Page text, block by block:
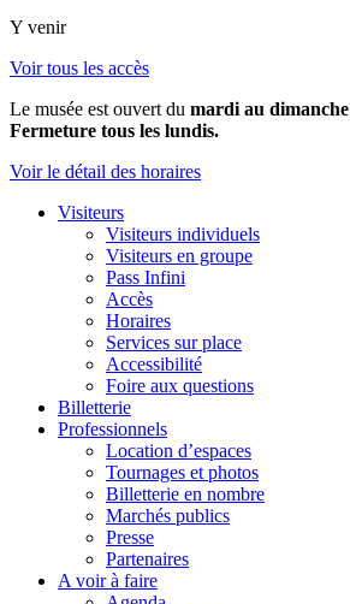
Y venir
Voir tous les accès
Le musée est ouvert du mardi au
Fermeture tous les lundis.
Voir le détail des horaires
Visiteurs
Visiteurs individuels
Visiteurs en groupe
Pass Infini
Accès
Horaires
Services sur place
Accessibilité
Foire aux questions
Billetterie
Professionnels
Location d’espaces
Tournages et photos
Billetterie en nombre
Marchés publics
Presse
Partenaires
A voir à faire